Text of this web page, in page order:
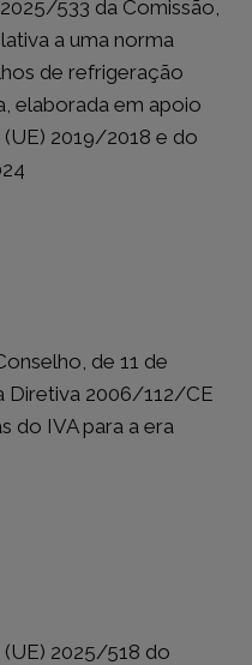
533 da Comissão,
a uma norma
de refrigeração
elaborada em apoio
2019/2018 e do
de 11 de
Diretiva 2006/112/CE
do IVA para a era
2025/518 do